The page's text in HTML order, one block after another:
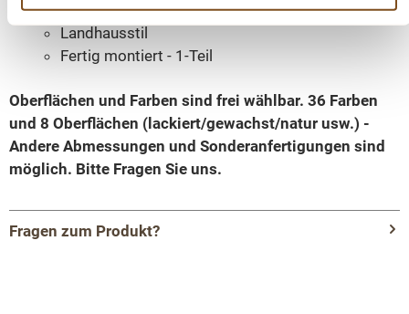
Schublade mit Soft-Close
Landhausstil
Fertig montiert - 1-Teil
Oberflächen und Farben sind frei wählbar. 36 Farben
und 8 Oberflächen (lackiert/gewachst/natur usw.) -
Andere Abmessungen und Sonderanfertigungen sind
möglich. Bitte Fragen Sie uns.
Fragen zum Produkt?